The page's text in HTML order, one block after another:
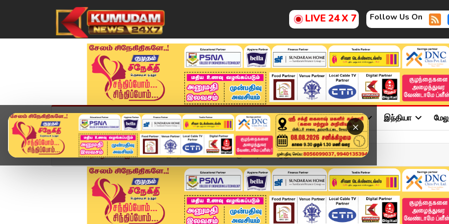
LIVE 24 X 7 Follow Us On
×
முகப்பு விளையாட்டு அண்மை தமிழ்நாடு சினிமா அரசியல் விளையாட்டு இந்தியா
Home தமிழக பட்ஜெட் 2026 இயற்கை வேளாண்மைக்கு கோடிகளை ஒதுக்கிய அரசு... வே...